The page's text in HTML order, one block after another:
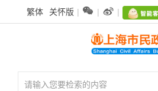
繁体 关怀版 |  |  |